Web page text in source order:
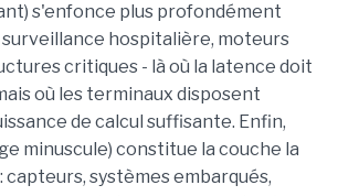
s'enfonce plus profondément
hospitalière, moteurs
critiques - là où la latence doit
où les terminaux disposent
de calcul suffisante. Enfin,
minuscule) constitue la couche la
systèmes embarqués,